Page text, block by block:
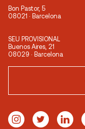
Bon Pastor, 5
08021 · Barcelona
SEU PROVISIONAL
Buenos Aires, 21
08029 · Barcelona